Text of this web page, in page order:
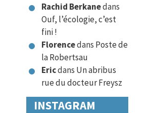
Rachid Berkanedans
Ouf, l’écologie, c’est
fini !
Florencedans Poste de
la Robertsau
Ericdans Un abribus
rue du docteur Freysz
INSTAGRAM